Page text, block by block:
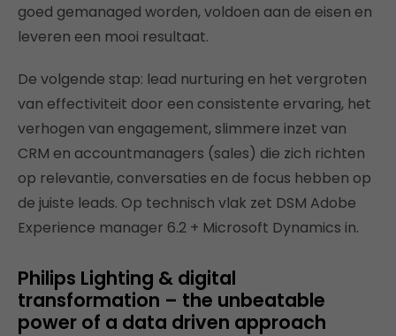
goed gemanaged worden, voldoen aan de eisen en
leveren een mooi resultaat.
De volgende stap: lead nurturing en het vergroten
van effectiviteit door een consistente ervaring, het
verhogen van engagement, slimmere inzet van
CRM en accountmanagers (sales) die zich richten
op relevantie, conversaties en de focus hebben op
de juiste leads. Op technisch vlak zet DSM Adobe
Experience manager 6.2 + Microsoft Dynamics in.
Philips Lighting & digital
transformation – the unbeatable
power of a data driven approach